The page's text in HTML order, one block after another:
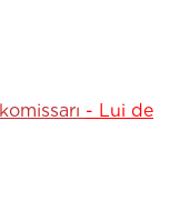
- Lui de